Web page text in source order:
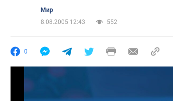
Мир
8.08.2005 12:43
552
0